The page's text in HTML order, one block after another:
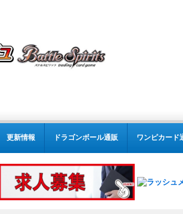
更新情報 ドラゴンボール通販 ワンピカード